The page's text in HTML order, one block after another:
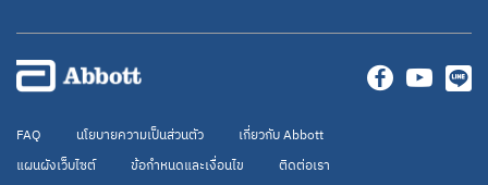
FAQ นโยบายความเป็นส่วนตัว
เกี่ยวกับ Abbott
แผนผังเว็บไซต์
ข้อกำหนดและเงื่อนไข ติดต่อเรา